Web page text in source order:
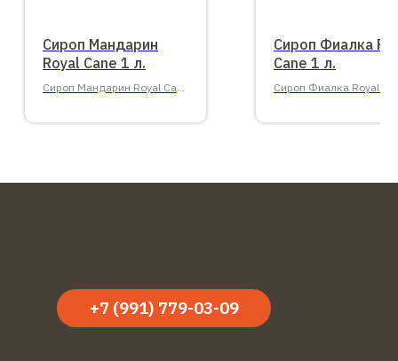
Сироп Мандарин
Royal Cane 1 л.
Сироп Мандарин Royal Cane
Сироп Фиалка
Cane 1 л.
Сироп Фиалка Royal
+7 (991) 779-03-09